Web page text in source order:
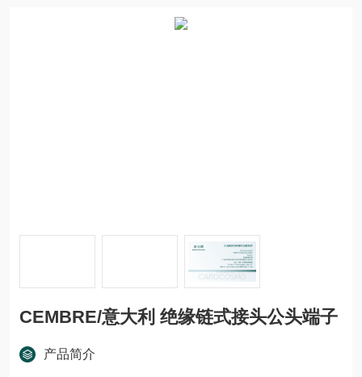
CEMBRE/意大利 绝缘链式接头公头端子
产品简介